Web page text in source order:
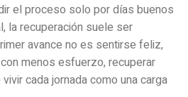
el proceso solo por días buenos
la recuperación suele ser
avance no es sentirse feliz,
menos esfuerzo, recuperar
cada jornada como una carga